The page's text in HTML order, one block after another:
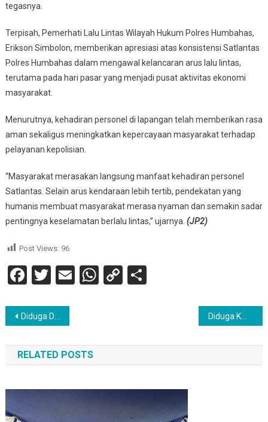
tegasnya.
Terpisah, Pemerhati Lalu Lintas Wilayah Hukum Polres Humbahas,
Erikson Simbolon, memberikan apresiasi atas konsistensi Satlantas
Polres Humbahas dalam mengawal kelancaran arus lalu lintas,
terutama pada hari pasar yang menjadi pusat aktivitas ekonomi
masyarakat.
Menurutnya, kehadiran personel di lapangan telah memberikan rasa
aman sekaligus meningkatkan kepercayaan masyarakat terhadap
pelayanan kepolisian.
“Masyarakat merasakan langsung manfaat kehadiran personel
Satlantas. Selain arus kendaraan lebih tertib, pendekatan yang
humanis membuat masyarakat merasa nyaman dan semakin sadar
pentingnya keselamatan berlalu lintas,” ujarnya. (JP2)
Post Views: 96
Facebook
Twitter
EmailWhatsApp
CopyShare
Navigasi
pos
Diduga Diadu Domba Pengusaha, Warga Hadang dan Ancam Wartawan Saat Konfirmasi Izin Potong Kapal di Makbon Diduga KMP ARAR Alami Kecelakaan di Laut, Lambung Kapal Tampak Rusak Akibat Benturan Keras
RELATED POSTS